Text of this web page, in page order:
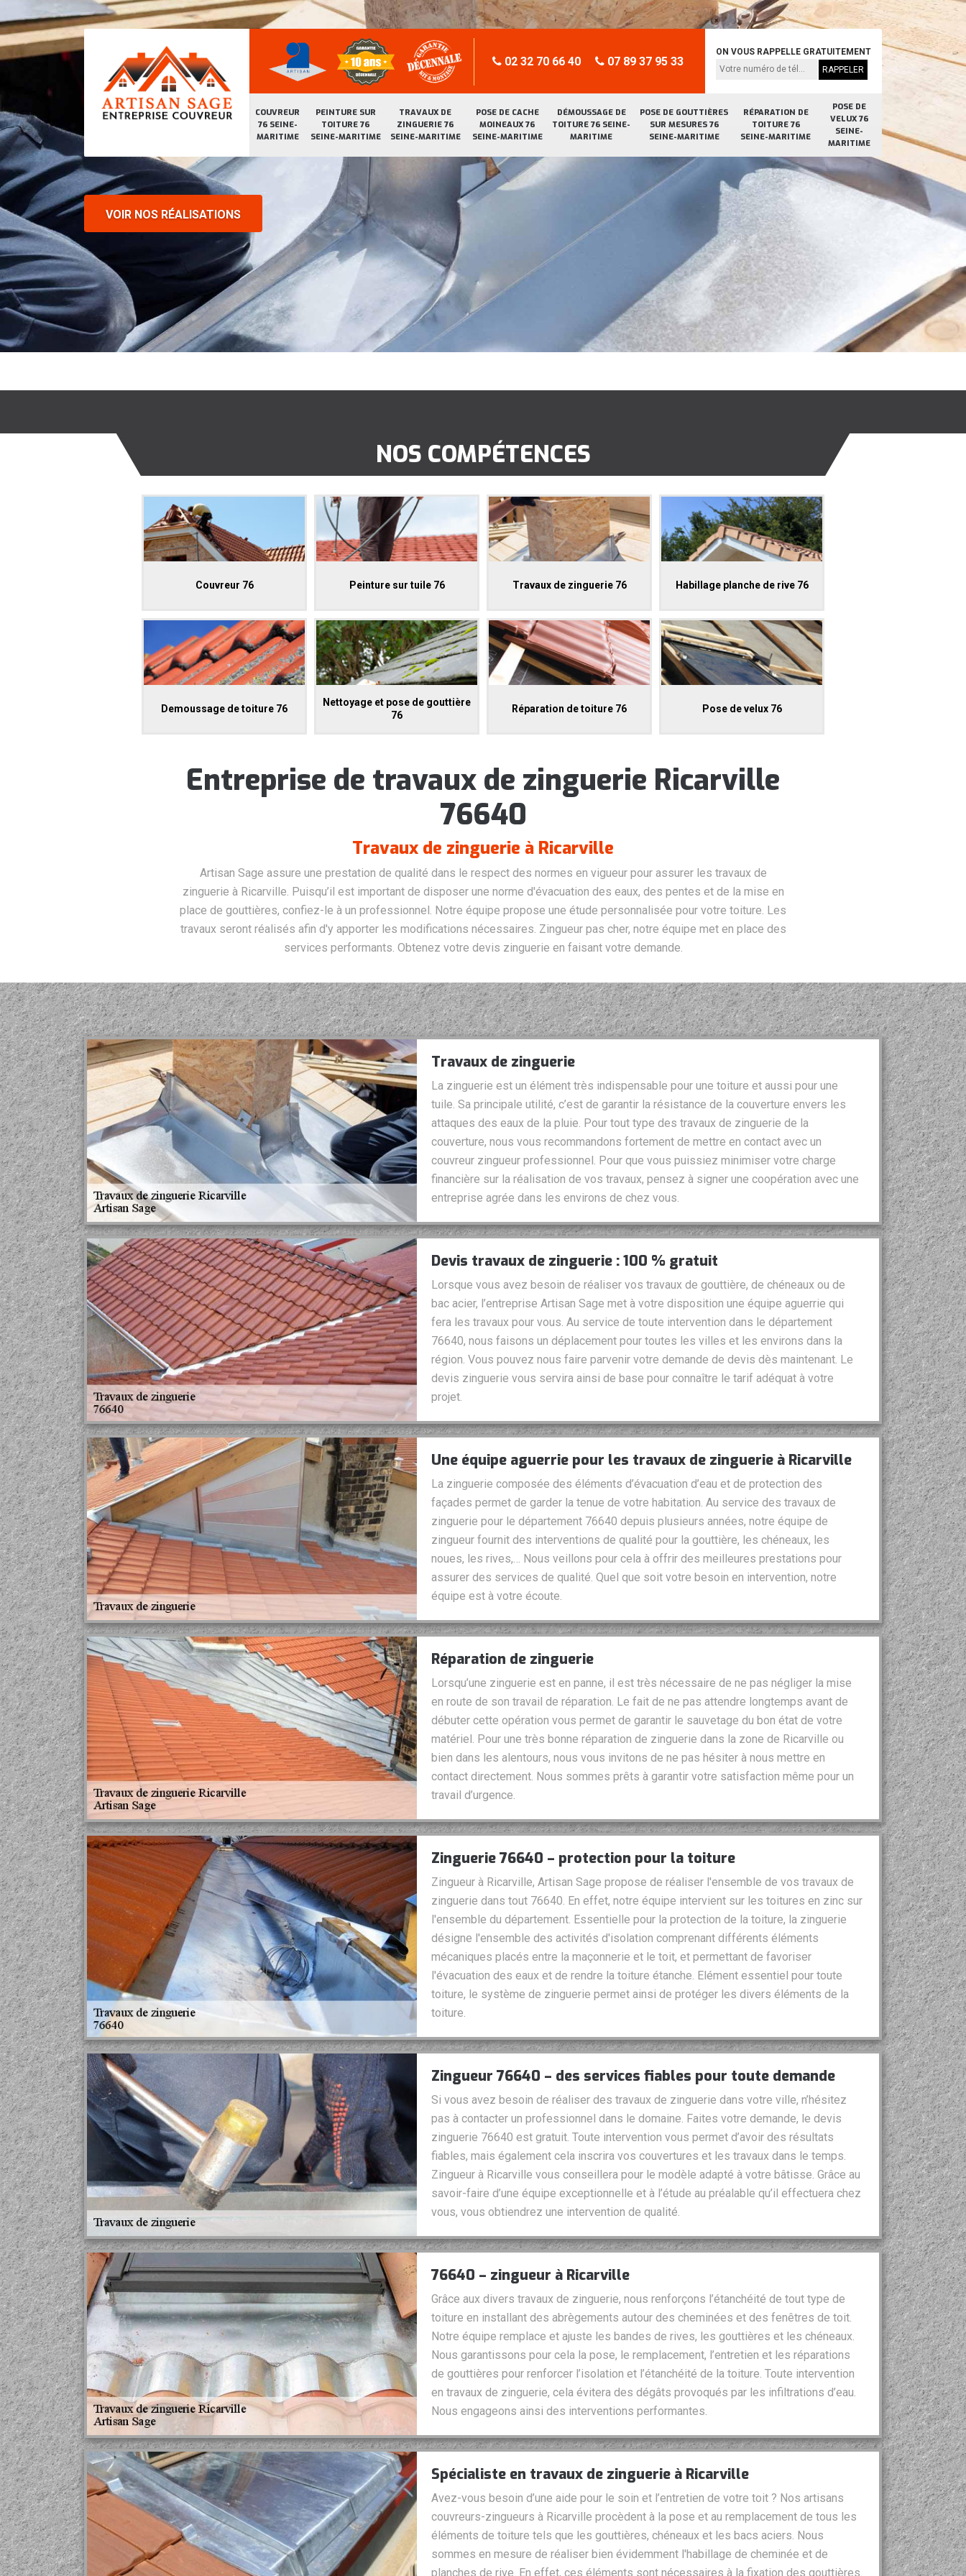
COUVREUR
76 SEINE-
MARITIME
PEINTURE SUR
TOITURE 76
SEINE-MARITIME
TRAVAUX DE
ZINGUERIE 76
SEINE-MARITIME
POSE DE CACHE
MOINEAUX 76
SEINE-MARITIME
DÉMOUSSAGE DE
TOITURE 76 SEINE-
MARITIME
POSE DE GOUTTIÈRES
SUR MESURES 76
SEINE-MARITIME
RÉPARATION DE
TOITURE 76
SEINE-MARITIME
POSE DE
VELUX 76
SEINE-
MARITIME
02 32 70 66 40 07 89 37 95 33
ON VOUS RAPPELLE GRATUITEMENT
VOIR NOS RÉALISATIONS
NOS COMPÉTENCES
Couvreur 76 Peinture sur tuile 76 Travaux de zinguerie 76 Habillage planche de rive 76
Demoussage de toiture 76
Nettoyage et pose de gouttière
76
Réparation de toiture 76 Pose de velux 76
Entreprise de travaux de zinguerie Ricarville
76640
Travaux de zinguerie à Ricarville
Artisan Sage assure une prestation de qualité dans le respect des normes en vigueur pour assurer les travaux de
zinguerie à Ricarville. Puisqu’il est important de disposer une norme d'évacuation des eaux, des pentes et de la mise en
place de gouttières, confiez-le à un professionnel. Notre équipe propose une étude personnalisée pour votre toiture. Les
travaux seront réalisés afin d'y apporter les modifications nécessaires. Zingueur pas cher, notre équipe met en place des
services performants. Obtenez votre devis zinguerie en faisant votre demande.
Travaux de zinguerie
La zinguerie est un élément très indispensable pour une toiture et aussi pour une
tuile. Sa principale utilité, c’est de garantir la résistance de la couverture envers les
attaques des eaux de la pluie. Pour tout type des travaux de zinguerie de la
couverture, nous vous recommandons fortement de mettre en contact avec un
couvreur zingueur professionnel. Pour que vous puissiez minimiser votre charge
financière sur la réalisation de vos travaux, pensez à signer une coopération avec une
entreprise agrée dans les environs de chez vous.
Devis travaux de zinguerie : 100 % gratuit
Lorsque vous avez besoin de réaliser vos travaux de gouttière, de chéneaux ou de
bac acier, l’entreprise Artisan Sage met à votre disposition une équipe aguerrie qui
fera les travaux pour vous. Au service de toute intervention dans le département
76640, nous faisons un déplacement pour toutes les villes et les environs dans la
région. Vous pouvez nous faire parvenir votre demande de devis dès maintenant. Le
devis zinguerie vous servira ainsi de base pour connaître le tarif adéquat à votre
projet.
Une équipe aguerrie pour les travaux de zinguerie à Ricarville
La zinguerie composée des éléments d’évacuation d’eau et de protection des
façades permet de garder la tenue de votre habitation. Au service des travaux de
zinguerie pour le département 76640 depuis plusieurs années, notre équipe de
zingueur fournit des interventions de qualité pour la gouttière, les chéneaux, les
noues, les rives,… Nous veillons pour cela à offrir des meilleures prestations pour
assurer des services de qualité. Quel que soit votre besoin en intervention, notre
équipe est à votre écoute.
Réparation de zinguerie
Lorsqu’une zinguerie est en panne, il est très nécessaire de ne pas négliger la mise
en route de son travail de réparation. Le fait de ne pas attendre longtemps avant de
débuter cette opération vous permet de garantir le sauvetage du bon état de votre
matériel. Pour une très bonne réparation de zinguerie dans la zone de Ricarville ou
bien dans les alentours, nous vous invitons de ne pas hésiter à nous mettre en
contact directement. Nous sommes prêts à garantir votre satisfaction même pour un
travail d’urgence.
Zinguerie 76640 – protection pour la toiture
Zingueur à Ricarville, Artisan Sage propose de réaliser l'ensemble de vos travaux de
zinguerie dans tout 76640. En effet, notre équipe intervient sur les toitures en zinc sur
l'ensemble du département. Essentielle pour la protection de la toiture, la zinguerie
désigne l'ensemble des activités d'isolation comprenant différents éléments
mécaniques placés entre la maçonnerie et le toit, et permettant de favoriser
l'évacuation des eaux et de rendre la toiture étanche. Elément essentiel pour toute
toiture, le système de zinguerie permet ainsi de protéger les divers éléments de la
toiture.
Zingueur 76640 – des services fiables pour toute demande
Si vous avez besoin de réaliser des travaux de zinguerie dans votre ville, n’hésitez
pas à contacter un professionnel dans le domaine. Faites votre demande, le devis
zinguerie 76640 est gratuit. Toute intervention vous permet d’avoir des résultats
fiables, mais également cela inscrira vos couvertures et les travaux dans le temps.
Zingueur à Ricarville vous conseillera pour le modèle adapté à votre bâtisse. Grâce au
savoir-faire d’une équipe exceptionnelle et à l’étude au préalable qu’il effectuera chez
vous, vous obtiendrez une intervention de qualité.
76640 – zingueur à Ricarville
Grâce aux divers travaux de zinguerie, nous renforçons l’étanchéité de tout type de
toiture en installant des abrègements autour des cheminées et des fenêtres de toit.
Notre équipe remplace et ajuste les bandes de rives, les gouttières et les chéneaux.
Nous garantissons pour cela la pose, le remplacement, l’entretien et les réparations
de gouttières pour renforcer l’isolation et l’étanchéité de la toiture. Toute intervention
en travaux de zinguerie, cela évitera des dégâts provoqués par les infiltrations d’eau.
Nous engageons ainsi des interventions performantes.
Spécialiste en travaux de zinguerie à Ricarville
Avez-vous besoin d’une aide pour le soin et l’entretien de votre toit ? Nos artisans
couvreurs-zingueurs à Ricarville procèdent à la pose et au remplacement de tous les
éléments de toiture tels que les gouttières, chéneaux et les bacs aciers. Nous
sommes en mesure de réaliser bien évidemment l'habillage de cheminée et de
planches de rive. En effet, ces éléments sont nécessaires à la fixation des gouttières.